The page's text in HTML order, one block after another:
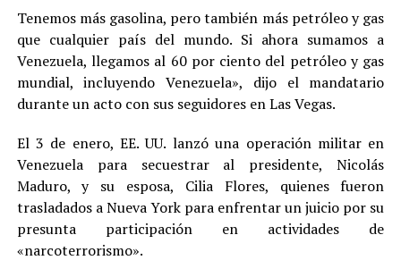
Tenemos más gasolina, pero también más petróleo y gas
que cualquier país del mundo. Si ahora sumamos a
Venezuela, llegamos al 60 por ciento del petróleo y gas
mundial, incluyendo Venezuela», dijo el mandatario
durante un acto con sus seguidores en Las Vegas.
El 3 de enero, EE. UU. lanzó una operación militar en
Venezuela para secuestrar al presidente, Nicolás
Maduro, y su esposa, Cilia Flores, quienes fueron
trasladados a Nueva York para enfrentar un juicio por su
presunta participación en actividades de
«narcoterrorismo».